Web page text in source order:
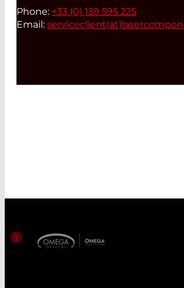
Phone: +33 (0) 139 595 225
Email: serviceclient(at)